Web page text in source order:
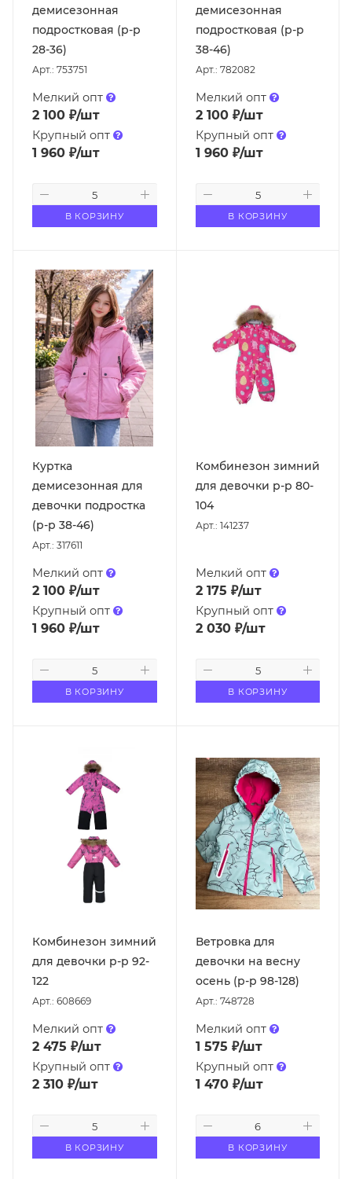
демисезонная
подростковая (р-р
28-36)
Арт.: 753751
Мелкий опт
2 100 ₽/шт
Крупный опт
1 960 ₽/шт
В КОРЗИНУ
демисезонная
подростковая (р-р
38-46)
Арт.: 782082
Мелкий опт
2 100₽/шт
Крупный опт
1 960₽/шт
В КОРЗИНУ
Куртка
демисезонная для
девочки подростка
(р-р 38-46)
Арт.: 317611
Мелкий опт
2 100 ₽/шт
Крупный опт
1 960 ₽/шт
В КОРЗИНУ
Комбинезон зимний
для девочки р-р 80-
104
Арт.: 141237
Мелкий опт
2 175 ₽/шт
Крупный опт
2 030₽/шт
В КОРЗИНУ
Комбинезон зимний
для девочки р-р 92-
122
Арт.: 608669
Мелкий опт
2 475 ₽/шт
Крупный опт
2 310 ₽/шт
В КОРЗИНУ
Ветровка для
девочки на весну
осень (р-р 98-128)
Арт.: 748728
Мелкий опт
1 575 ₽/шт
Крупный опт
1 470₽/шт
В КОРЗИНУ